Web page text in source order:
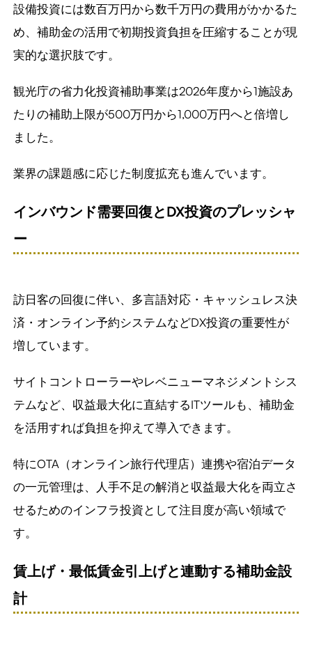
設備投資には数百万円から数千万円の費用がかかるた
め、補助金の活用で初期投資負担を圧縮することが現
実的な選択肢です。
観光庁の省力化投資補助事業は2026年度から1施設あ
たりの補助上限が500万円から1,000万円へと倍増し
ました。
業界の課題感に応じた制度拡充も進んでいます。
インバウンド需要回復とDX投資のプレッシャ
ー
訪日客の回復に伴い、多言語対応・キャッシュレス決
済・オンライン予約システムなどDX投資の重要性が
増しています。
サイトコントローラーやレベニューマネジメントシス
テムなど、収益最大化に直結するITツールも、補助金
を活用すれば負担を抑えて導入できます。
特にOTA（オンライン旅行代理店）連携や宿泊データ
の一元管理は、人手不足の解消と収益最大化を両立さ
せるためのインフラ投資として注目度が高い領域で
す。
賃上げ・最低賃金引上げと連動する補助金設
計